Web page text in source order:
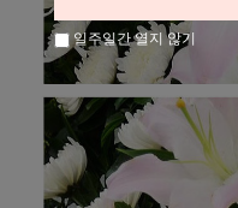
일주일간 열지 않기